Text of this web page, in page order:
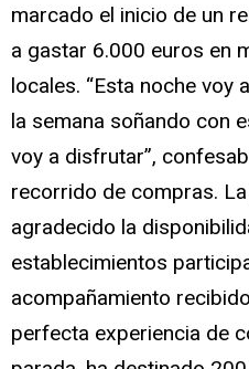
marcado el inicio de un
a gastar 6.000 euros en
locales. “Esta noche voy
la semana soñando con
voy a disfrutar”,
recorrido de compras.
agradecido la
establecimientos
acompañamiento
perfecta experiencia de